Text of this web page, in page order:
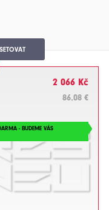
2 066 Kč
86.08 €
- BUDEME VÁS